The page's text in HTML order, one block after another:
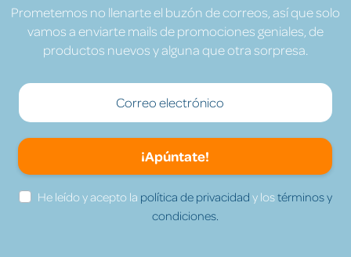
Prometemos no llenarte el buzón de correos, así que solo
vamos a enviarte mails de promociones geniales, de
productos nuevos y alguna que otra sorpresa.
¡Apúntate!
He leído y acepto la política de privacidad y lostérminos y
condiciones.